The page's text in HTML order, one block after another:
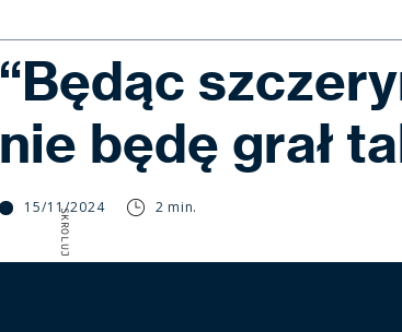
“Będąc
nie będę grał
15/11/2024 2 min.
SKROLUJ W DÓŁ